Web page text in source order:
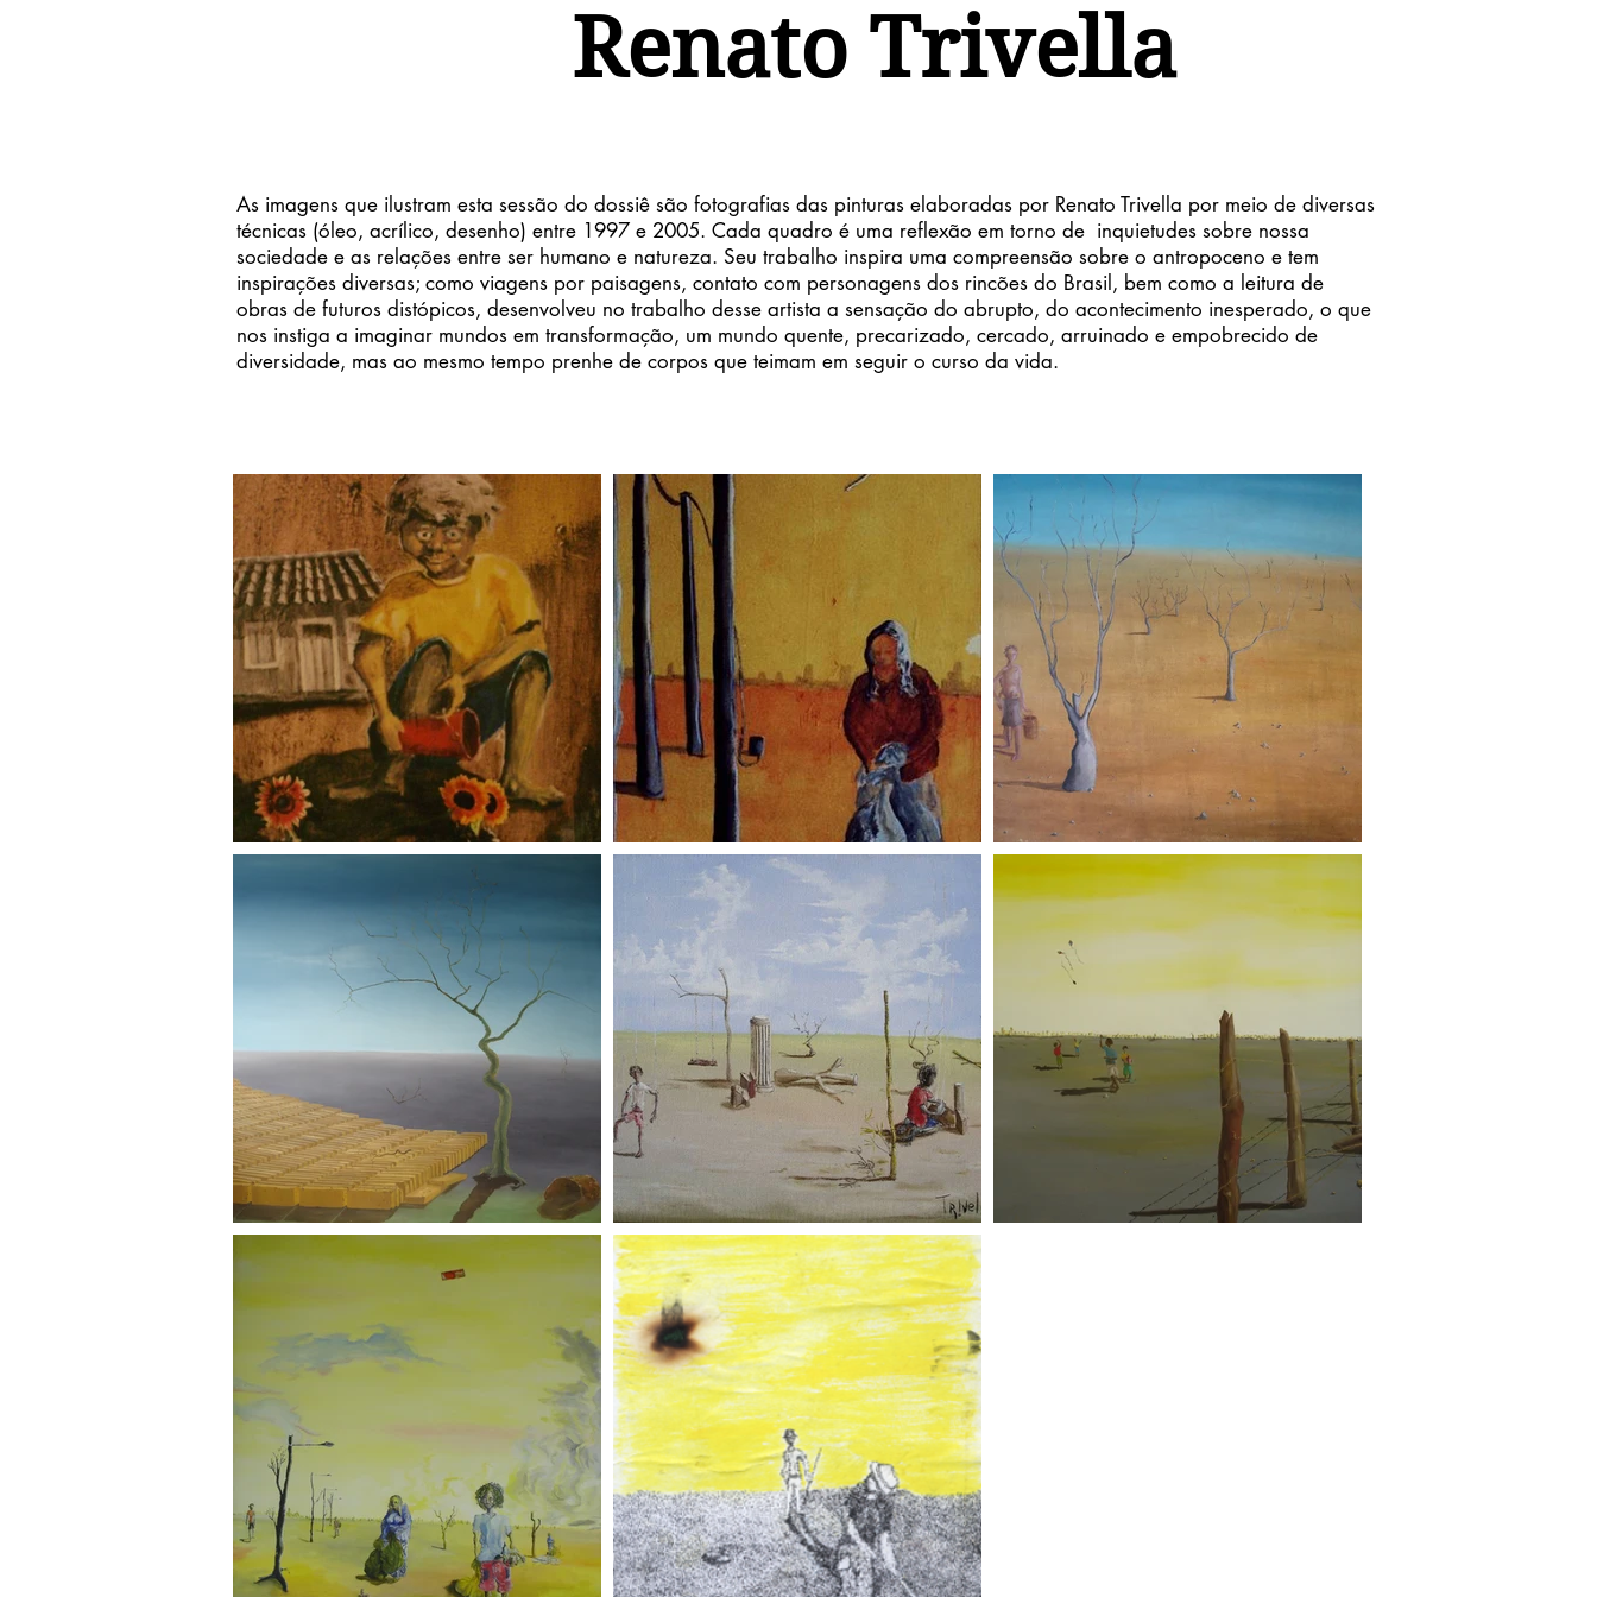
Renato Trivella
As imagens que ilustram esta sessão do dossiê são fotografias das pinturas elaboradas por Renato Trivella por meio de diversas
técnicas (óleo, acrílico, desenho) entre 1997 e 2005. Cada quadro é uma reflexão em torno de inquietudes sobre nossa
sociedade e as relações entre ser humano e natureza. Seu trabalho inspira uma compreensão sobre o antropoceno e tem
inspirações diversas; como viagens por paisagens, contato com personagens dos rincões do Brasil, bem como a leitura de
obras de futuros distópicos, desenvolveu no trabalho desse artista a sensação do abrupto, do acontecimento inesperado, o que
nos instiga a imaginar mundos em transformação, um mundo quente, precarizado, cercado, arruinado e empobrecido de
diversidade, mas ao mesmo tempo prenhe de corpos que teimam em seguir o curso da vida.